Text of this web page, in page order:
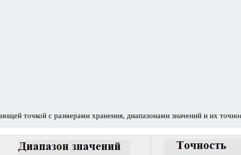
точкой с размерами хранения, диапазонами значений и их